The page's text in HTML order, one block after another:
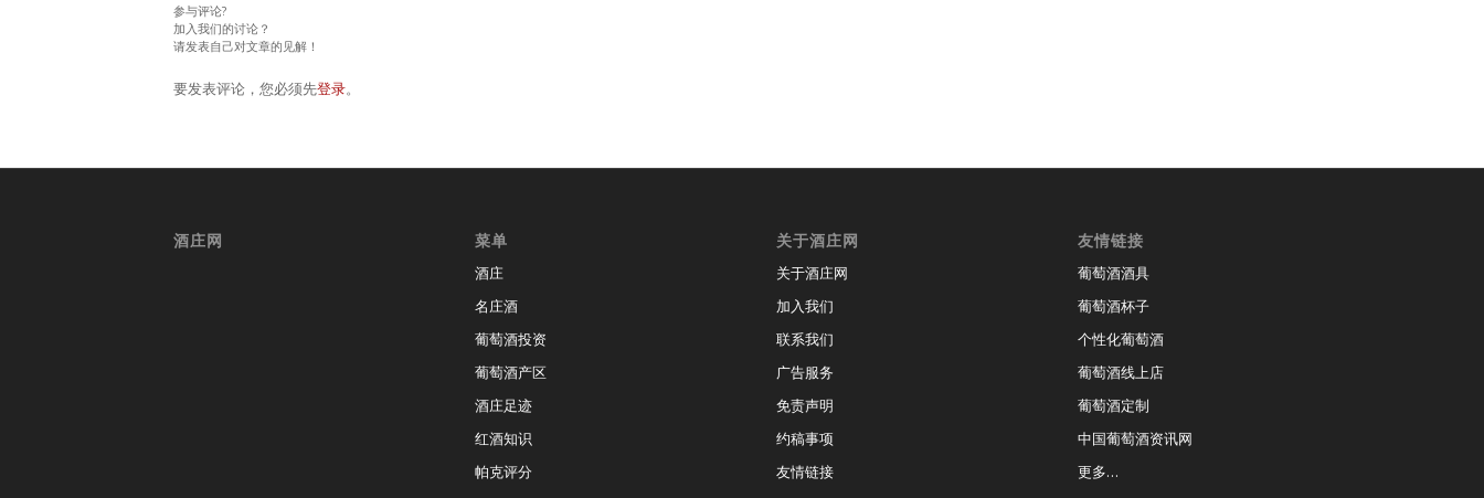
参与评论?
加入我们的讨论？
请发表自己对文章的见解！
要发表评论，您必须先登录。
酒庄网 菜单
酒庄
名庄酒
葡萄酒投资
葡萄酒产区
酒庄足迹
红酒知识
帕克评分
关于酒庄网
关于酒庄网
加入我们
联系我们
广告服务
免责声明
约稿事项
友情链接
友情链接
葡萄酒酒具
葡萄酒杯子
个性化葡萄酒
葡萄酒线上店
葡萄酒定制
中国葡萄酒资讯网
更多…